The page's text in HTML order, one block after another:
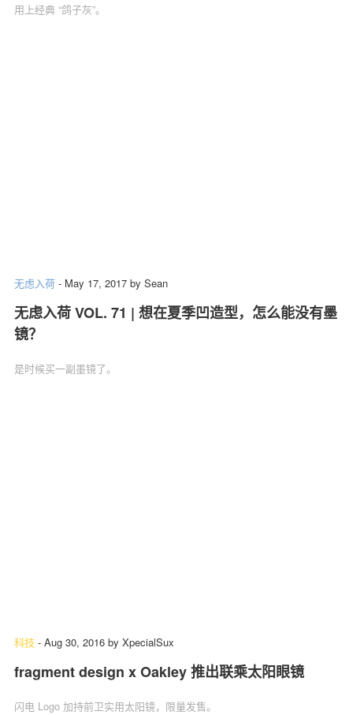
用上经典 “鸽子灰”。
无虑入荷 - May 17, 2017 by Sean
无虑入荷 VOL. 71 | 想在夏季凹造型，怎么能没有墨
镜？
是时候买一副墨镜了。
科技 - Aug 30, 2016 by XpecialSux
fragment design x Oakley 推出联乘太阳眼镜
闪电 Logo 加持前卫实用太阳镜，限量发售。